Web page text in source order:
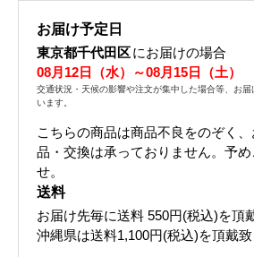
お届け予定日
東京都千代田区にお届けの場合
08月12日（水）～08月15日（土）
交通状況・天候の影響や注文が集中した場合等、お
います。
こちらの商品は商品不良をのぞく
品・交換は承っておりません。予
せ。
送料
お届け先毎に送料 550円(税込)を頂
沖縄県は送料1,100円(税込)を頂戴致